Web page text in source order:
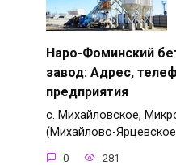
Наро-Фоминский
завод: Адрес,
предприятия
с. Михайловское,
(Михайлово-Ярцевское
0 281